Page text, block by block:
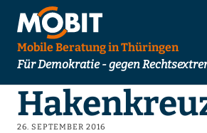
Mobile Beratung in Thüringen
Für Demokratie - gegen
26. SEPTEMBER 2016